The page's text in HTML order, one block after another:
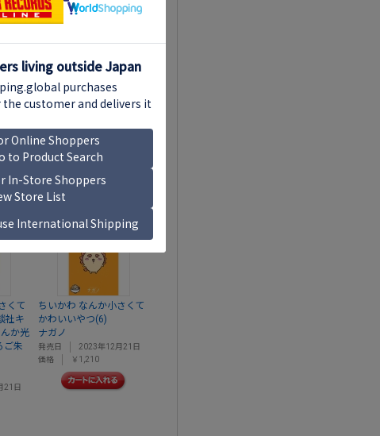
くて
か小
本付
く
き特
ナガノ
価格
￥1,210
くて
社キ
か光
ご朱
21日
ちいかわ なんか小さくて
かわいいやつ(6)
ナガノ
発売日
2023年12月21日
価格
￥1,210